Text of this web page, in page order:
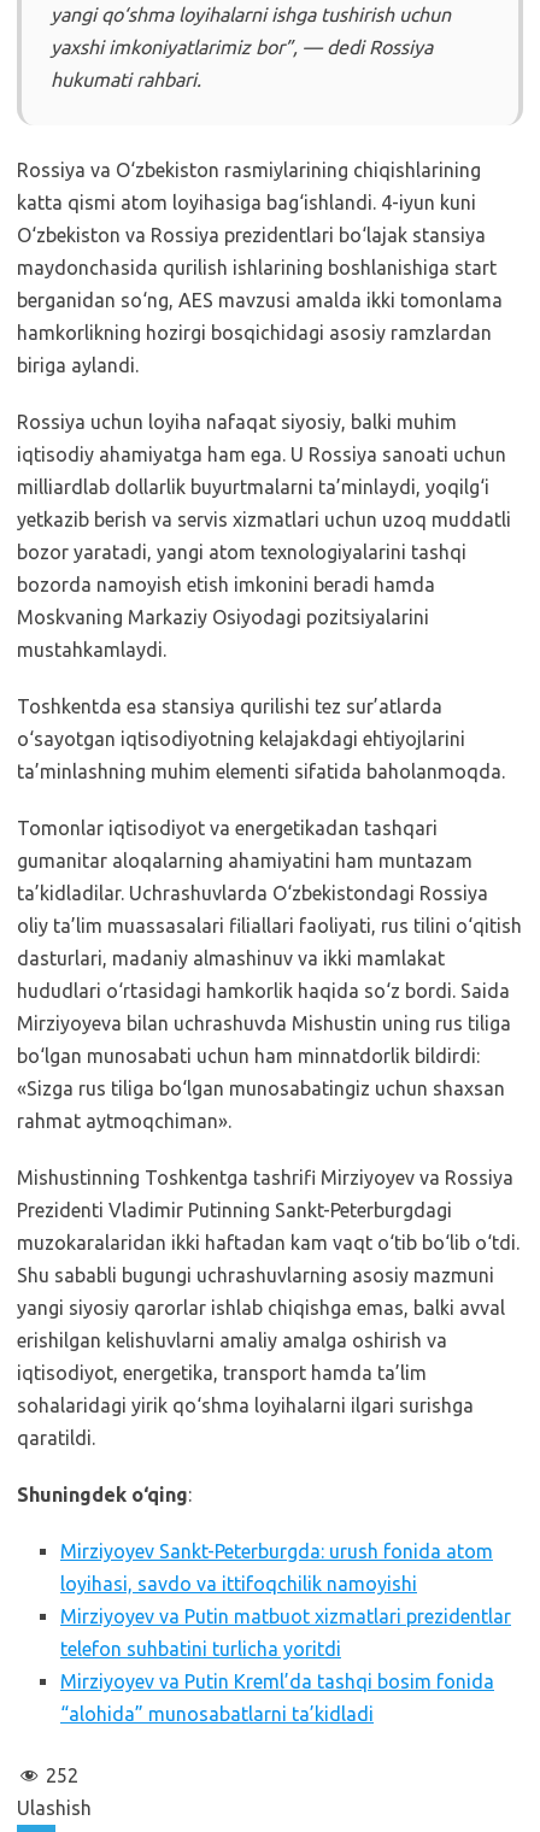
yangi qo‘shma loyihalarni ishga tushirish uchun
yaxshi imkoniyatlarimiz bor”, — dedi Rossiya
hukumati rahbari.
Rossiya va O‘zbekiston rasmiylarining chiqishlarining
katta qismi atom loyihasiga bag‘ishlandi. 4-iyun kuni
O‘zbekiston va Rossiya prezidentlari bo‘lajak stansiya
maydonchasida qurilish ishlarining boshlanishiga start
berganidan so‘ng, AES mavzusi amalda ikki tomonlama
hamkorlikning hozirgi bosqichidagi asosiy ramzlardan
biriga aylandi.
Rossiya uchun loyiha nafaqat siyosiy, balki muhim
iqtisodiy ahamiyatga ham ega. U Rossiya sanoati uchun
milliardlab dollarlik buyurtmalarni ta’minlaydi, yoqilg‘i
yetkazib berish va servis xizmatlari uchun uzoq muddatli
bozor yaratadi, yangi atom texnologiyalarini tashqi
bozorda namoyish etish imkonini beradi hamda
Moskvaning Markaziy Osiyodagi pozitsiyalarini
mustahkamlaydi.
Toshkentda esa stansiya qurilishi tez sur’atlarda
o‘sayotgan iqtisodiyotning kelajakdagi ehtiyojlarini
ta’minlashning muhim elementi sifatida baholanmoqda.
Tomonlar iqtisodiyot va energetikadan tashqari
gumanitar aloqalarning ahamiyatini ham muntazam
ta’kidladilar. Uchrashuvlarda O‘zbekistondagi Rossiya
oliy ta’lim muassasalari filiallari faoliyati, rus tilini o‘qitish
dasturlari, madaniy almashinuv va ikki mamlakat
hududlari o‘rtasidagi hamkorlik haqida so‘z bordi. Saida
Mirziyoyeva bilan uchrashuvda Mishustin uning rus tiliga
bo‘lgan munosabati uchun ham minnatdorlik bildirdi:
«Sizga rus tiliga bo‘lgan munosabatingiz uchun shaxsan
rahmat aytmoqchiman».
Mishustinning Toshkentga tashrifi Mirziyoyev va Rossiya
Prezidenti Vladimir Putinning Sankt-Peterburgdagi
muzokaralaridan ikki haftadan kam vaqt o‘tib bo‘lib o‘tdi.
Shu sababli bugungi uchrashuvlarning asosiy mazmuni
yangi siyosiy qarorlar ishlab chiqishga emas, balki avval
erishilgan kelishuvlarni amaliy amalga oshirish va
iqtisodiyot, energetika, transport hamda ta’lim
sohalaridagi yirik qo‘shma loyihalarni ilgari surishga
qaratildi.
Shuningdek o‘qing:
Mirziyoyev Sankt-Peterburgda: urush fonida atom
loyihasi, savdo va ittifoqchilik namoyishi
Mirziyoyev va Putin matbuot xizmatlari prezidentlar
telefon suhbatini turlicha yoritdi
Mirziyoyev va Putin Kreml’da tashqi bosim fonida
“alohida” munosabatlarni ta’kidladi
252
Ulashish